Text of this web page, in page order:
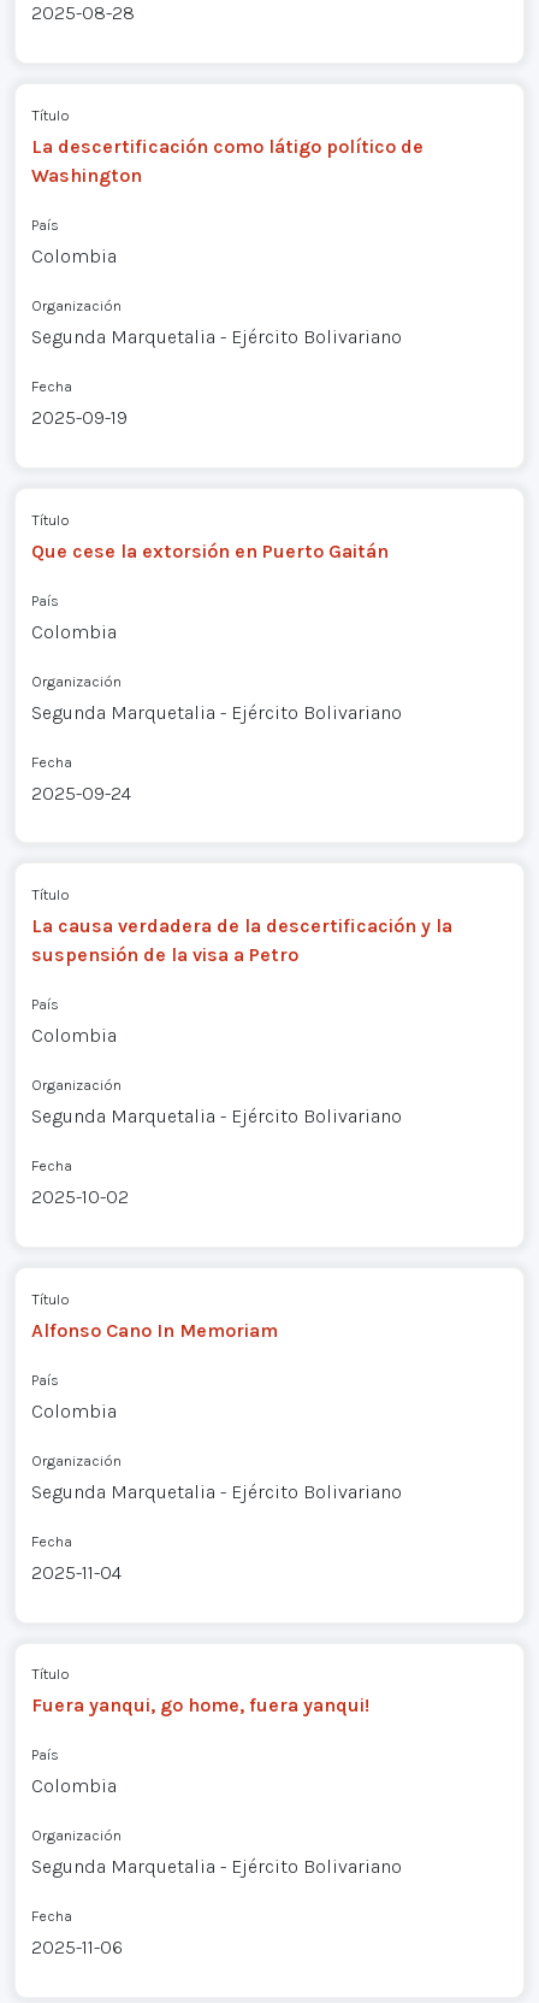
2025-08-28
Título
La descertificación como látigo político de
Washington
País
Colombia
Organización
Segunda Marquetalia - Ejército Bolivariano
Fecha
2025-09-19
Título
Que cese la extorsión en Puerto Gaitán
País
Colombia
Organización
Segunda Marquetalia - Ejército Bolivariano
Fecha
2025-09-24
Título
La causa verdadera de la descertificación y la
suspensión de la visa a Petro
País
Colombia
Organización
Segunda Marquetalia - Ejército Bolivariano
Fecha
2025-10-02
Título
Alfonso Cano In Memoriam
País
Colombia
Organización
Segunda Marquetalia - Ejército Bolivariano
Fecha
2025-11-04
Título
Fuera yanqui, go home, fuera yanqui!
País
Colombia
Organización
Segunda Marquetalia - Ejército Bolivariano
Fecha
2025-11-06